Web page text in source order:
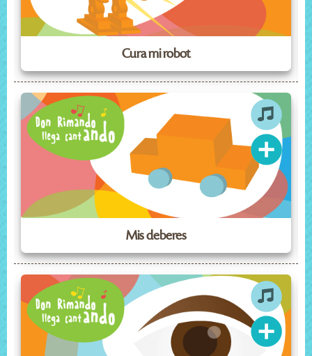
Cura mi robot
Mis deberes